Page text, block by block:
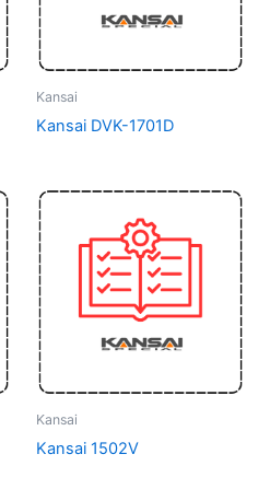
Kansai
Kansai DVK-1701D
Kansai
Kansai 1502V